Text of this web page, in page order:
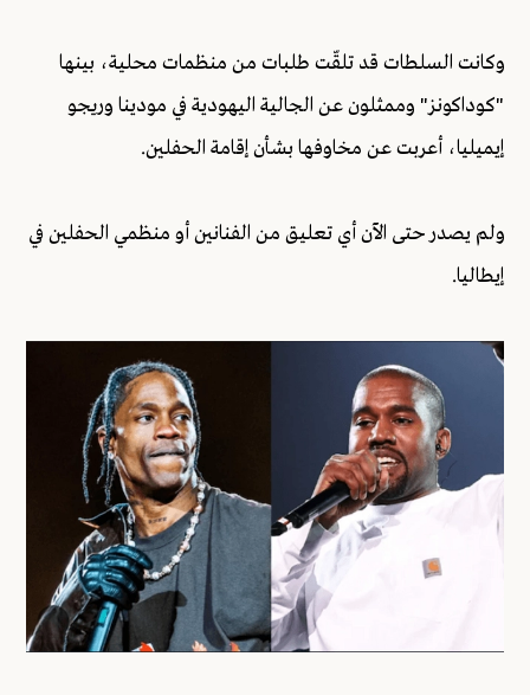
وكانت السلطات قد تلقّت طلبات من منظمات محلية، بينها
"كوداكونز" وممثلون عن الجالية اليهودية في مودينا وريجو
إيميليا، أعربت عن مخاوفها بشأن إقامة الحفلين.
ولم يصدر حتى الآن أي تعليق من الفنانين أو منظمي الحفلين في
إيطاليا.